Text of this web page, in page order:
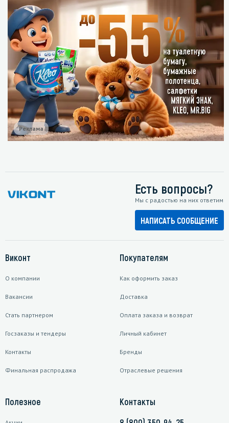
Реклама
Есть вопросы?
Мы с радостью на них ответим
НАПИСАТЬ СООБЩЕНИЕ
Виконт
О компании
Вакансии
Стать партнером
Госзаказы и тендеры
Контакты
Финальная распродажа
Покупателям
Как оформить заказ
Доставка
Оплата заказа и возврат
Личный кабинет
Бренды
Отраслевые решения
Полезное
Контакты